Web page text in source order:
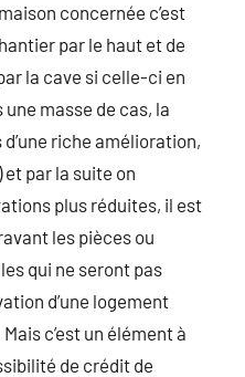
concernée c’est
par le haut et de
la cave si celle-ci en
masse de cas, la
riche amélioration,
et par la suite on
plus réduites, il est
les pièces ou
qui ne seront pas
d’une logement
c’est un élément à
de crédit de